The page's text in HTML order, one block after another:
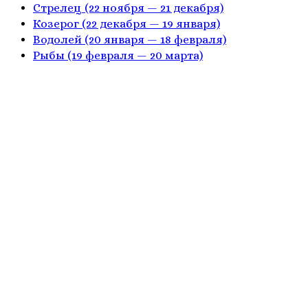
Стрелец (22 ноября — 21 декабря)
Козерог (22 декабря — 19 января)
Водолей (20 января — 18 февраля)
Рыбы (19 февраля — 20 марта)